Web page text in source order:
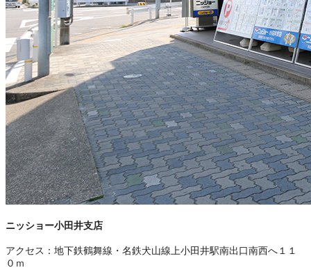
ニッショー小田井支店
アクセス： 地下鉄鶴舞線・名鉄犬山線上小田井駅南出口南西へ１１
０ｍ